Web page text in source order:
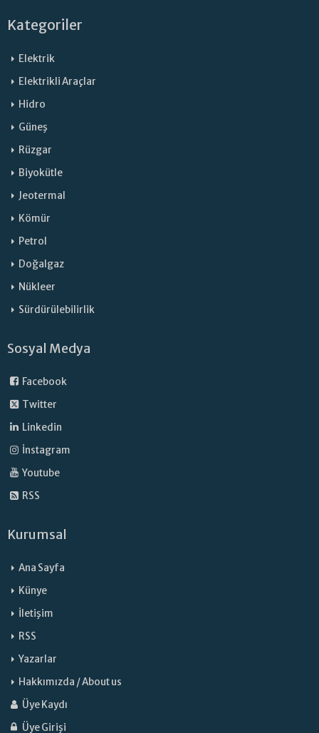
Kategoriler
Elektrik
Elektrikli Araçlar
Hidro
Güneş
Rüzgar
Biyokütle
Jeotermal
Kömür
Petrol
Doğalgaz
Nükleer
Sürdürülebilirlik
Sosyal Medya
Facebook
Twitter
Linkedin
İnstagram
Youtube
RSS
Kurumsal
Ana Sayfa
Künye
İletişim
RSS
Yazarlar
Hakkımızda / About us
Üye Kaydı
Üye Girişi